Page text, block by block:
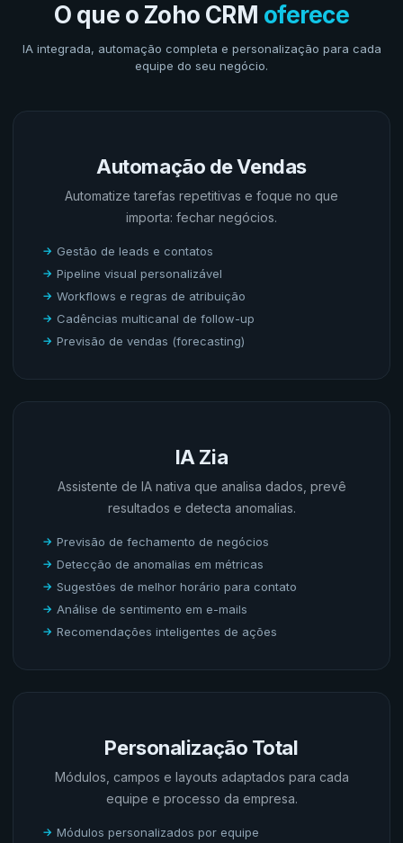
O que o Zoho CRM oferece
IA integrada, automação completa e personalização para cada
equipe do seu negócio.
Automação de Vendas
Automatize tarefas repetitivas e foque no que
importa: fechar negócios.
Gestão de leads e contatos
Pipeline visual personalizável
Workflows e regras de atribuição
Cadências multicanal de follow-up
Previsão de vendas (forecasting)
IA Zia
Assistente de IA nativa que analisa dados, prevê
resultados e detecta anomalias.
Previsão de fechamento de negócios
Detecção de anomalias em métricas
Sugestões de melhor horário para contato
Análise de sentimento em e-mails
Recomendações inteligentes de ações
Personalização Total
Módulos, campos e layouts adaptados para cada
equipe e processo da empresa.
Módulos personalizados por equipe